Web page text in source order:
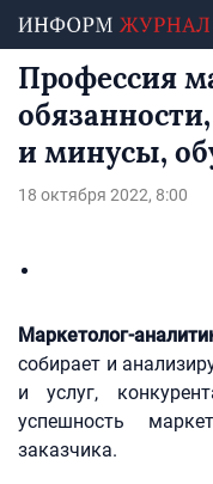
Профессия
и минусы,
18 октября 2022, 8:00
Маркетолог-
собирает и
и услуг,
успешность
заказчика.